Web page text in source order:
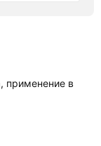
применение в